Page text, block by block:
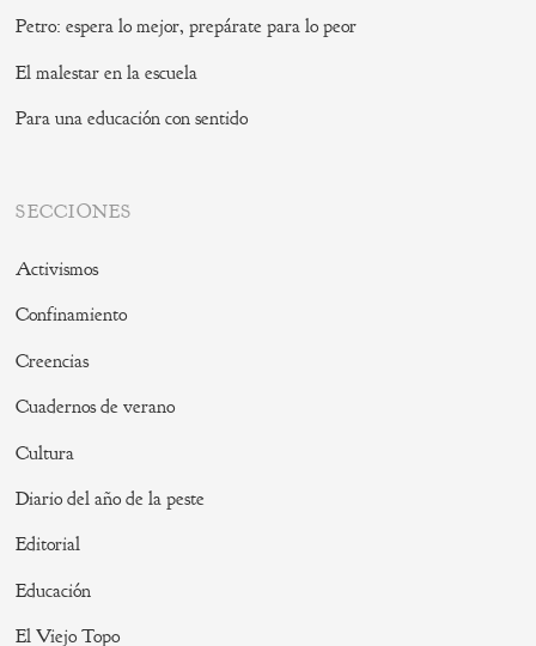
Petro: espera lo mejor, prepárate para lo peor
El malestar en la escuela
Para una educación con sentido
SECCIONES
Activismos
Confinamiento
Creencias
Cuadernos de verano
Cultura
Diario del año de la peste
Editorial
Educación
El Viejo Topo